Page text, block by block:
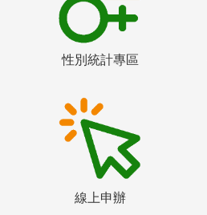
性別統計專區
線上申辦